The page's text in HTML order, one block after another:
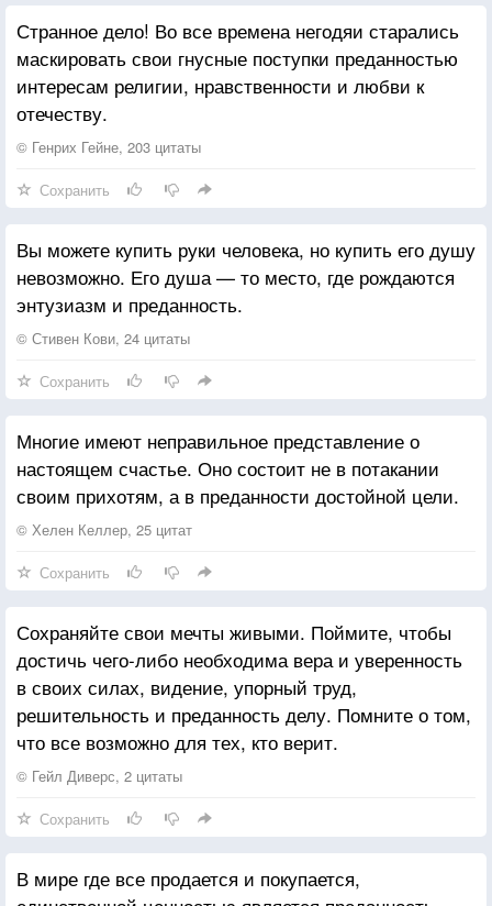
Странное дело! Во все времена негодяи старались
маскировать свои гнусные поступки преданностью
интересам религии, нравственности и любви к
отечеству.
© Генрих Гейне, 203 цитаты
Сохранить
Вы можете купить руки человека, но купить его душу
невозможно. Его душа — то место, где рождаются
энтузиазм и преданность.
© Стивен Кови, 24 цитаты
Сохранить
Многие имеют неправильное представление о
настоящем счастье. Оно состоит не в потакании
своим прихотям, а в преданности достойной цели.
© Хелен Келлер, 25 цитат
Сохранить
Сохраняйте свои мечты живыми. Поймите, чтобы
достичь чего-либо необходима вера и уверенность
в своих силах, видение, упорный труд,
решительность и преданность делу. Помните о том,
что все возможно для тех, кто верит.
© Гейл Диверс, 2 цитаты
Сохранить
В мире где все продается и покупается,